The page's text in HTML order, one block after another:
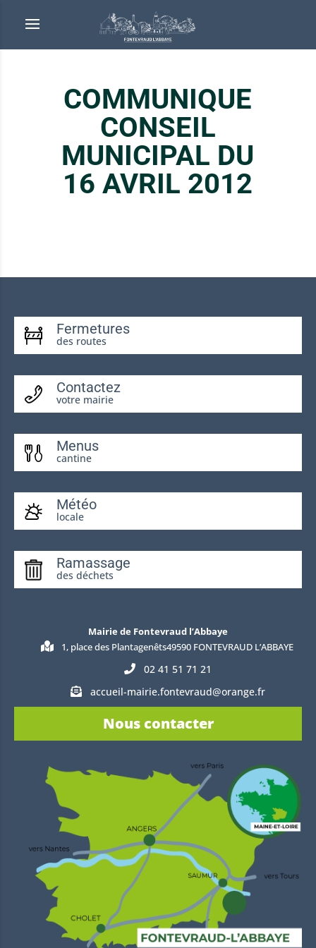
COMMUNIQUE
CONSEIL
MUNICIPAL DU
16 AVRIL 2012
Fermetures
des routes
Contactez
votre mairie
Menus
cantine
Météo
locale
Ramassage
des déchets
Mairie de Fontevraud l’Abbaye
1, place des Plantagenêts49590 FONTEVRAUD L’ABBAYE
02 41 51 71 21
accueil-mairie.fontevraud@orange.fr
Nous contacter